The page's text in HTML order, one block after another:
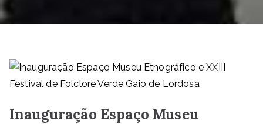
Inauguração Espaço Museu